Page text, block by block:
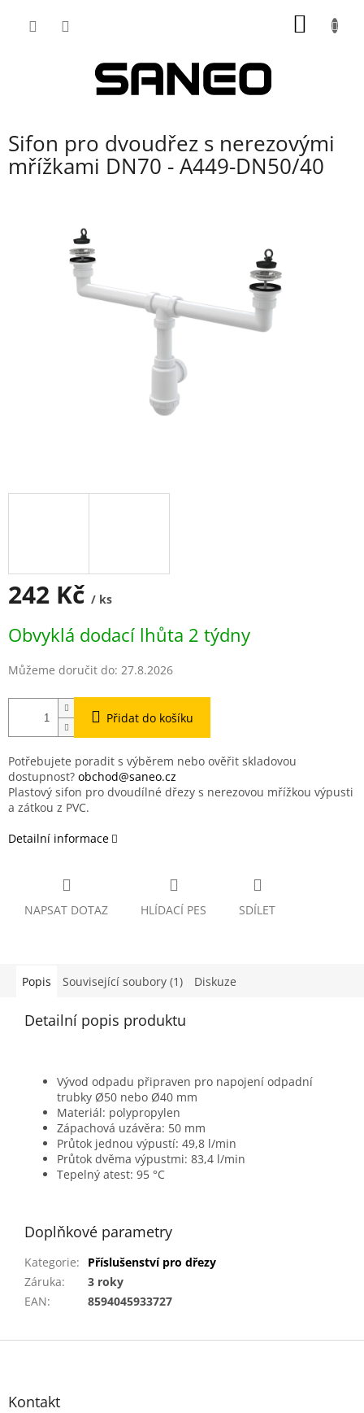
Sifon pro dvoudřez s nerezovými
mřížkami DN70 - A449-DN50/40
242 Kč / ks
cena:
Obvyklá dodací lhůta 2 týdny
Můžeme doručit do: 27.8.2026
Přidat do košíku
Potřebujete poradit s výběrem nebo ověřit skladovou
dostupnost? obchod@saneo.cz
Plastový sifon pro dvoudílné dřezy s nerezovou mřížkou výpusti
a zátkou z PVC.
Detailní informace
NAPSAT DOTAZ HLÍDACÍ PES SDÍLET
Popis Související soubory (1) Diskuze
Detailní popis produktu
Vývod odpadu připraven pro napojení odpadní
trubky Ø50 nebo Ø40 mm
Materiál: polypropylen
Zápachová uzávěra: 50 mm
Průtok jednou výpustí: 49,8 l/min
Průtok dvěma výpustmi: 83,4 l/min
Tepelný atest: 95 °C
Doplňkové parametry
Kategorie:
Příslušenství pro dřezy
Záruka:
3 roky
EAN: 8594045933727
Z
Kontakt